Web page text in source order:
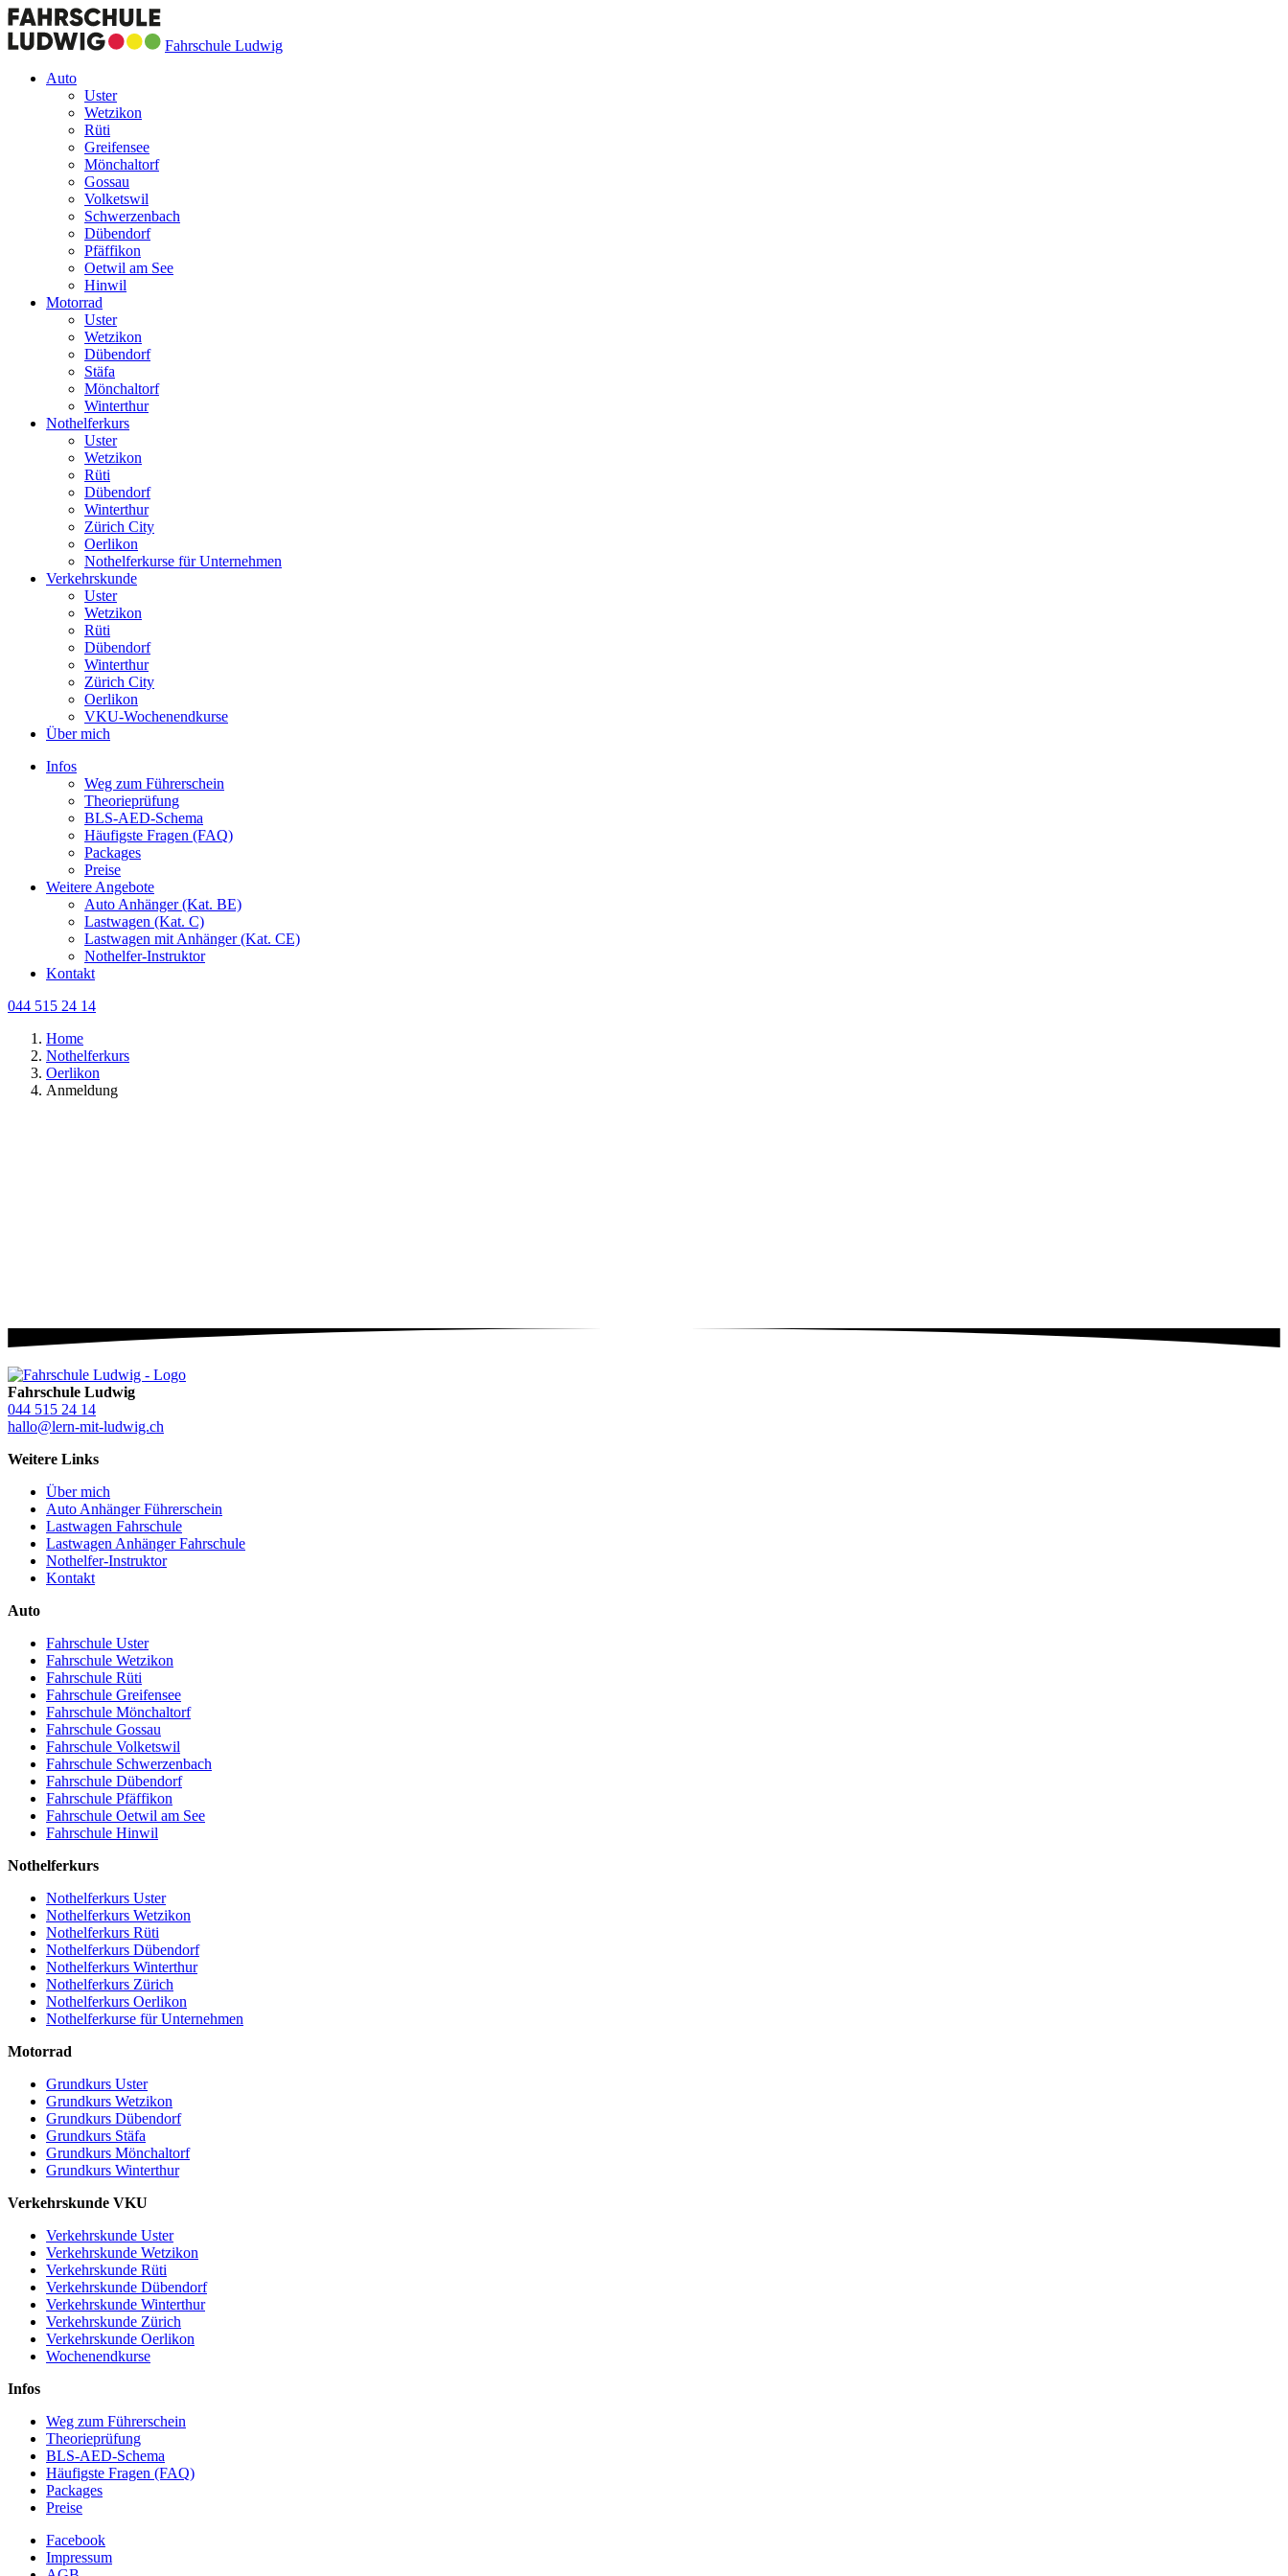
Fahrschule Ludwig
Auto
Uster
Wetzikon
Rüti
Greifensee
Mönchaltorf
Gossau
Volketswil
Schwerzenbach
Dübendorf
Pfäffikon
Oetwil am See
Hinwil
Motorrad
Uster
Wetzikon
Dübendorf
Stäfa
Mönchaltorf
Winterthur
Nothelferkurs
Uster
Wetzikon
Rüti
Dübendorf
Winterthur
Zürich City
Oerlikon
Nothelferkurse für Unternehmen
Verkehrskunde
Uster
Wetzikon
Rüti
Dübendorf
Winterthur
Zürich City
Oerlikon
VKU-Wochenendkurse
Über mich
Infos
Weg zum Führerschein
Theorieprüfung
BLS-AED-Schema
Häufigste Fragen (FAQ)
Packages
Preise
Weitere Angebote
Auto Anhänger (Kat. BE)
Lastwagen (Kat. C)
Lastwagen mit Anhänger (Kat. CE)
Nothelfer-Instruktor
Kontakt
044 515 24 14
Home
Nothelferkurs
Oerlikon
Anmeldung
Fahrschule Ludwig
044 515 24 14
hallo@lern-mit-ludwig.ch
Weitere Links
Über mich
Auto Anhänger Führerschein
Lastwagen Fahrschule
Lastwagen Anhänger Fahrschule
Nothelfer-Instruktor
Kontakt
Auto
Fahrschule Uster
Fahrschule Wetzikon
Fahrschule Rüti
Fahrschule Greifensee
Fahrschule Mönchaltorf
Fahrschule Gossau
Fahrschule Volketswil
Fahrschule Schwerzenbach
Fahrschule Dübendorf
Fahrschule Pfäffikon
Fahrschule Oetwil am See
Fahrschule Hinwil
Nothelferkurs
Nothelferkurs Uster
Nothelferkurs Wetzikon
Nothelferkurs Rüti
Nothelferkurs Dübendorf
Nothelferkurs Winterthur
Nothelferkurs Zürich
Nothelferkurs Oerlikon
Nothelferkurse für Unternehmen
Motorrad
Grundkurs Uster
Grundkurs Wetzikon
Grundkurs Dübendorf
Grundkurs Stäfa
Grundkurs Mönchaltorf
Grundkurs Winterthur
Verkehrskunde VKU
Verkehrskunde Uster
Verkehrskunde Wetzikon
Verkehrskunde Rüti
Verkehrskunde Dübendorf
Verkehrskunde Winterthur
Verkehrskunde Zürich
Verkehrskunde Oerlikon
Wochenendkurse
Infos
Weg zum Führerschein
Theorieprüfung
BLS-AED-Schema
Häufigste Fragen (FAQ)
Packages
Preise
Facebook
Impressum